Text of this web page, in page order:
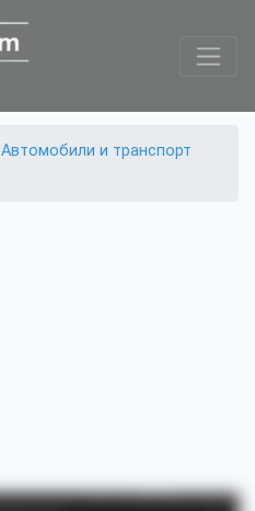
Автомобили и транспорт